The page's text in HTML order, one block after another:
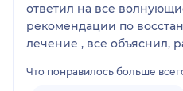
ответил на все
рекомендации по
лечение , все объяснил,
приема - колено не
Что понравилось больше